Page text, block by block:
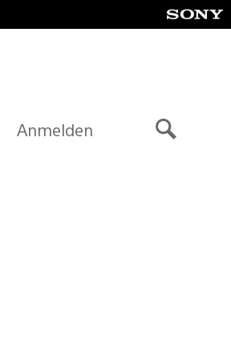
Anmelden